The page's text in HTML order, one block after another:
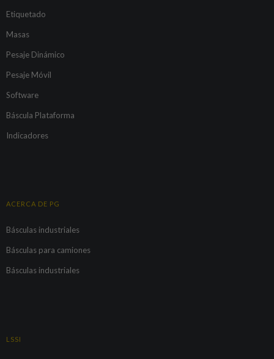
Etiquetado
Masas
Pesaje Dinámico
Pesaje Móvil
Software
Báscula Plataforma
Indicadores
ACERCA DE PG
Básculas industriales
Básculas para camiones
Básculas industriales
LSSI